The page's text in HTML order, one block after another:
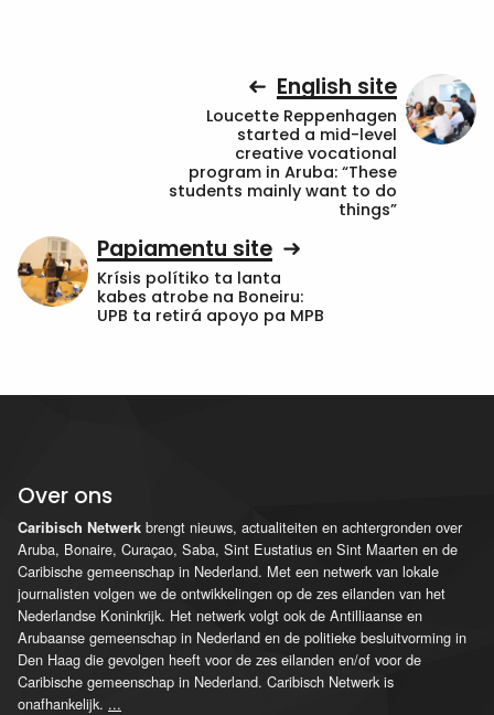
English site
Loucette Reppenhagen
started a mid-level
creative vocational
program in Aruba: “These
students mainly want to do
things”
Papiamentu site
Krísis polítiko ta lanta
kabes atrobe na Boneiru:
UPB ta retirá apoyo pa MPB
Over ons
Caribisch Netwerk brengt nieuws, actualiteiten en achtergronden over
Aruba, Bonaire, Curaçao, Saba, Sint Eustatius en Sint Maarten en de
Caribische gemeenschap in Nederland. Met een netwerk van lokale
journalisten volgen we de ontwikkelingen op de zes eilanden van het
Nederlandse Koninkrijk. Het netwerk volgt ook de Antilliaanse en
Arubaanse gemeenschap in Nederland en de politieke besluitvorming in
Den Haag die gevolgen heeft voor de zes eilanden en/of voor de
Caribische gemeenschap in Nederland. Caribisch Netwerk is
onafhankelijk. ...